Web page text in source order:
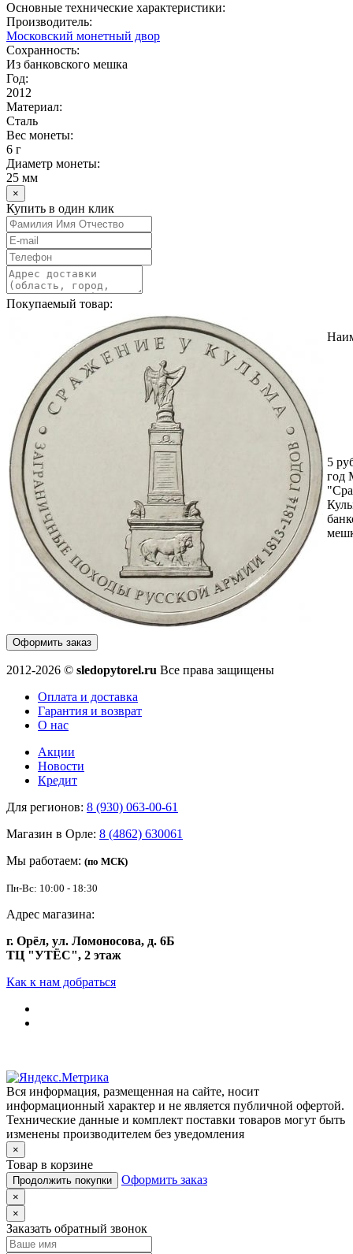
Основные технические характеристики:
Производитель:
Московский монетный двор
Сохранность:
Из банковского мешка
Год:
2012
Материал:
Сталь
Вес монеты:
6 г
Диаметр монеты:
25 мм
×
Купить в один клик
Покупаемый товар:
5
Оформить заказ
2012-2026 © sledopytorel.ru Все права защищены
Оплата и доставка
Гарантия и возврат
О нас
Акции
Новости
Кредит
Для регионов: 8 (930) 063-00-61
Магазин в Орле: 8 (4862) 630061
Мы работаем: (по МСК)
Пн-Вс: 10:00 - 18:30
Адрес магазина:
г. Орёл, ул. Ломоносова, д. 6Б
ТЦ "УТЁС", 2 этаж
Как к нам добраться
Вся информация, размещенная на сайте, носит
информационный характер и не является публичной офертой.
Технические данные и комплект поставки товаров могут быть
изменены производителем без уведомления
×
Товар в корзине
Продолжить покупки Оформить заказ
×
×
Заказать обратный звонок